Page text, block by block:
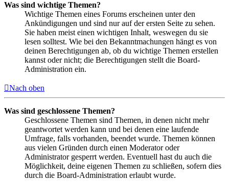
Was sind wichtige Themen?
Wichtige Themen eines Forums erscheinen unter den
Ankündigungen und sind nur auf der ersten Seite zu sehen.
Sie haben meist einen wichtigen Inhalt, weswegen du sie
lesen solltest. Wie bei den Bekanntmachungen hängt es von
deinen Berechtigungen ab, ob du wichtige Themen erstellen
kannst oder nicht; die Berechtigungen stellt die Board-
Administration ein.
Nach oben
Was sind geschlossene Themen?
Geschlossene Themen sind Themen, in denen nicht mehr
geantwortet werden kann und bei denen eine laufende
Umfrage, falls vorhanden, beendet wurde. Themen können
aus vielen Gründen durch einen Moderator oder
Administrator gesperrt werden. Eventuell hast du auch die
Möglichkeit, deine eigenen Themen zu schließen, sofern dies
durch die Board-Administration erlaubt wurde.